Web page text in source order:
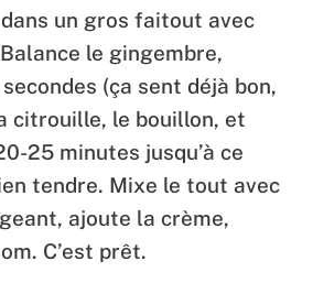
dans un gros faitout avec
le gingembre,
(ça sent déjà bon,
citrouille, le bouillon, et
25 minutes jusqu’à ce
tendre. Mixe le tout avec
ajoute la crème,
C’est prêt.